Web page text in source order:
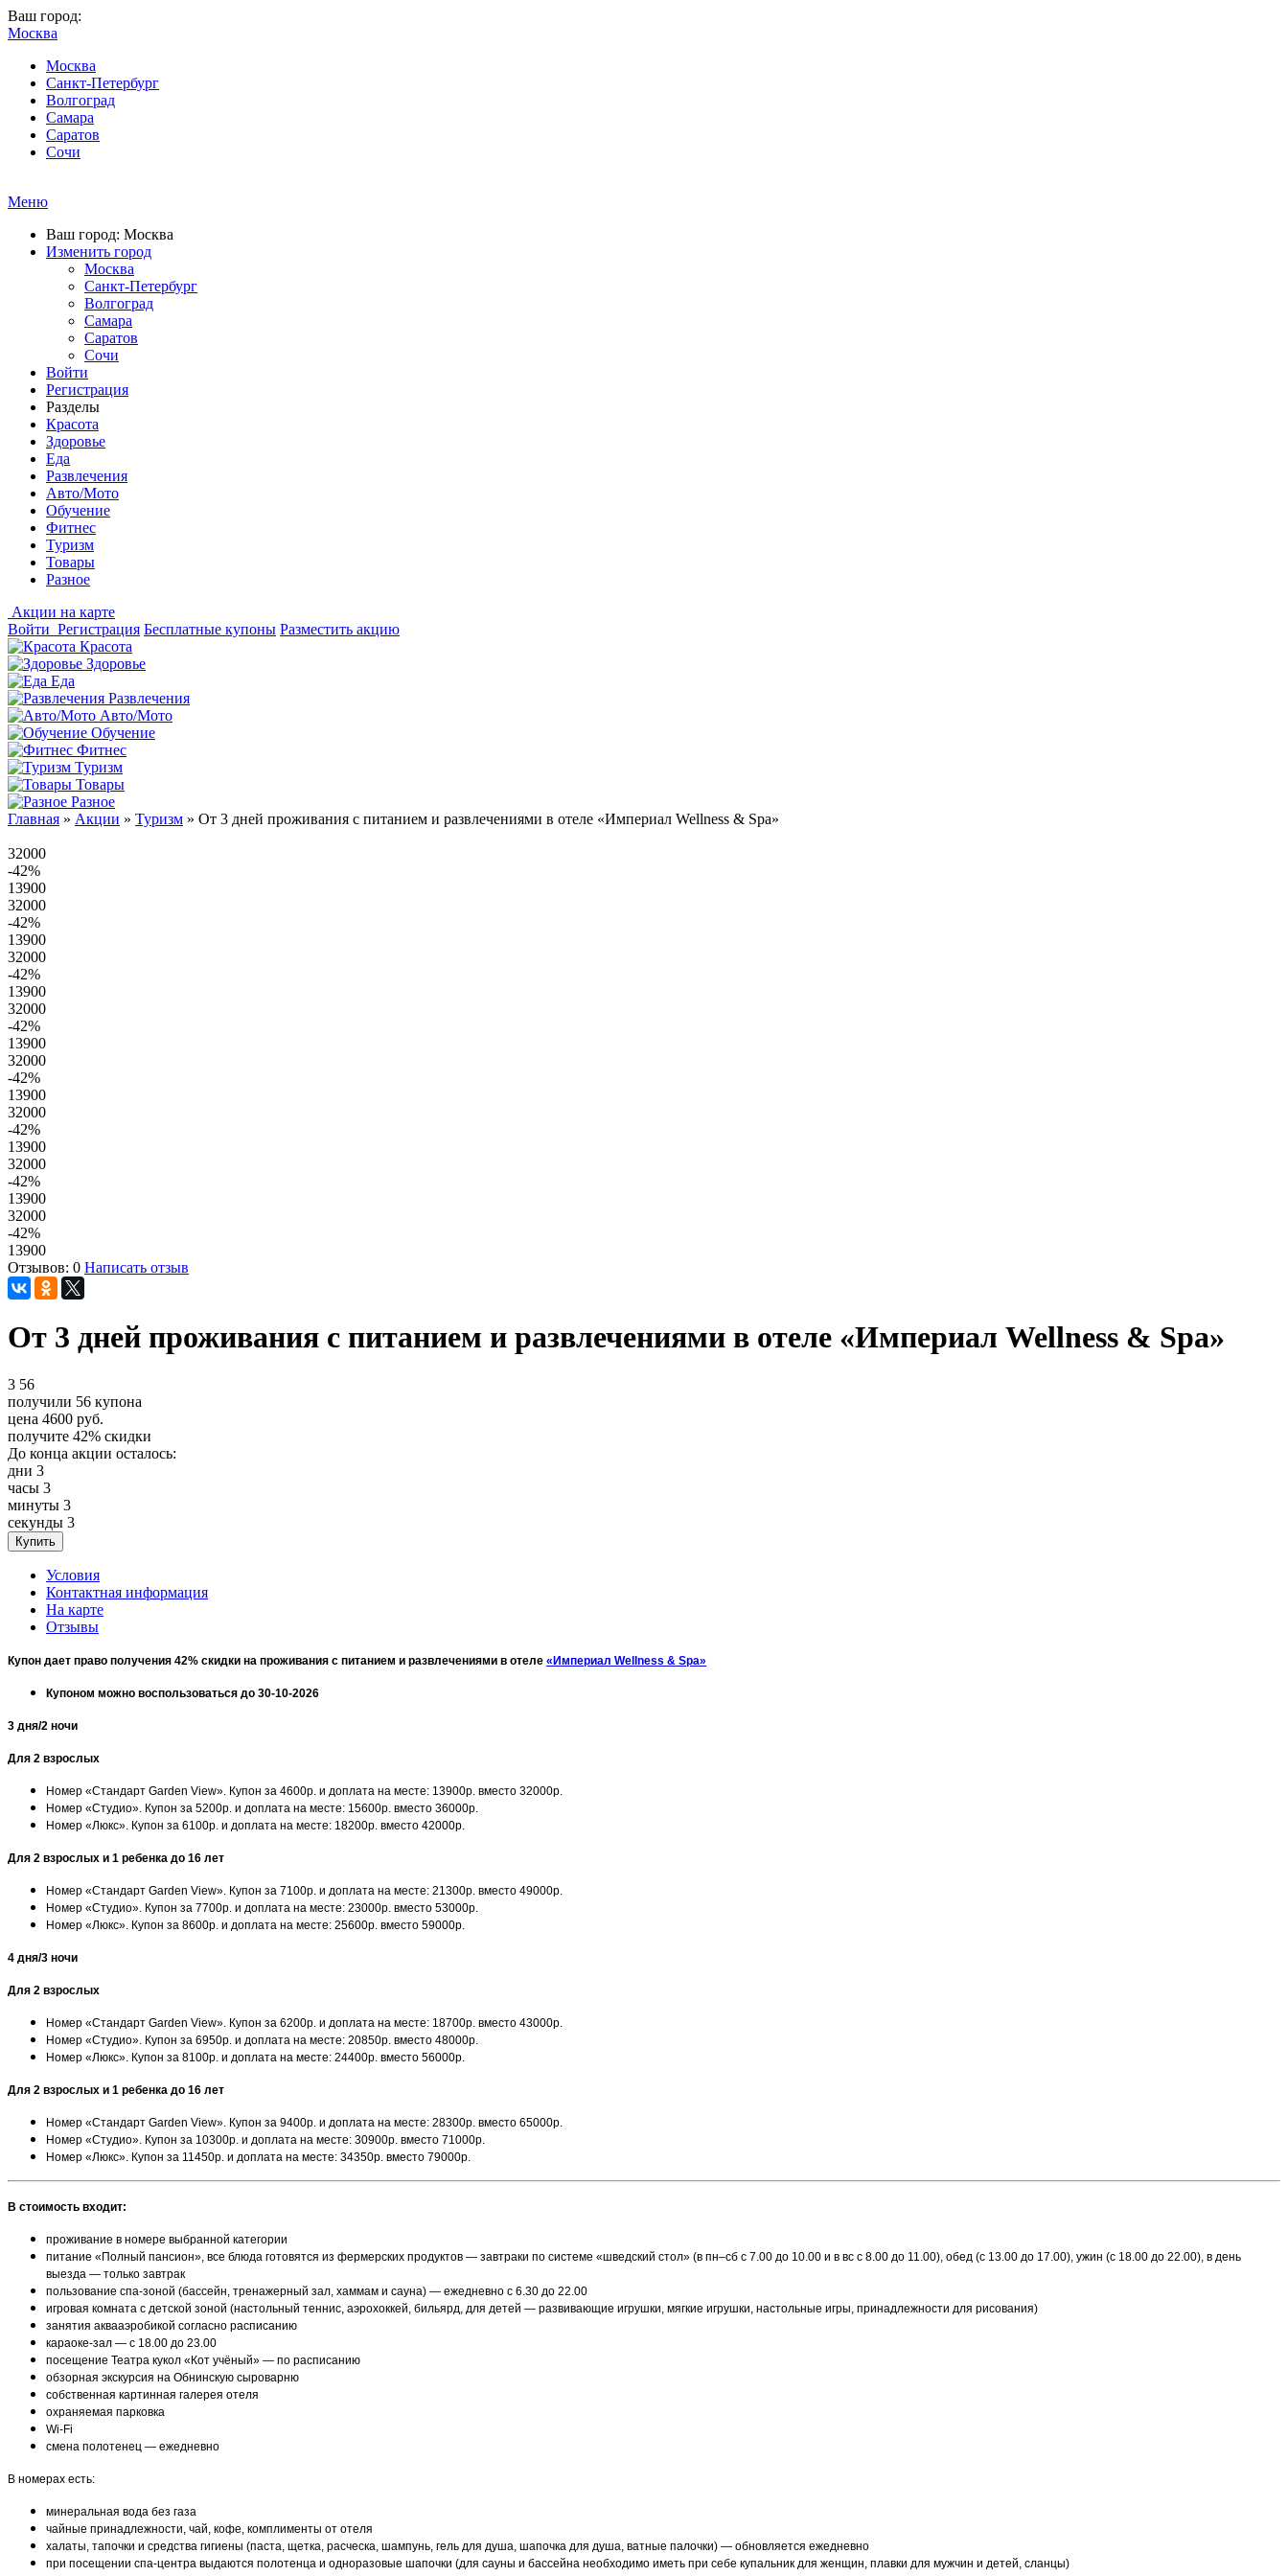
Ваш город:
Москва
Москва
Санкт-Петербург
Волгоград
Самара
Саратов
Сочи
Меню
Ваш город: Москва
Изменить город
Москва
Санкт-Петербург
Волгоград
Самара
Саратов
Сочи
Войти
Регистрация
Разделы
Красота
Здоровье
Еда
Развлечения
Авто/Мото
Обучение
Фитнес
Туризм
Товары
Разное
Акции на карте
Войти Регистрация Бесплатные купоны Разместить акцию
Красота
Здоровье
Еда
Развлечения
Авто/Мото
Обучение
Фитнес
Туризм
Товары
Разное
Главная » Акции » Туризм » От 3 дней проживания с питанием и развлечениями в отеле «Империал Wellness & Spa»
32000
-42%
13900
32000
-42%
13900
32000
-42%
13900
32000
-42%
13900
32000
-42%
13900
32000
-42%
13900
32000
-42%
13900
32000
-42%
13900
Отзывов: 0 Написать отзыв
От 3 дней проживания с питанием и развлечениями в отеле «Империал Wellness & Spa»
3 56
получили 56 купона
цена 4600 руб.
получите 42% скидки
До конца акции осталось:
дни 3
часы 3
минуты 3
секунды 3
Условия
Контактная информация
На карте
Отзывы
Купон дает право получения 42% скидки на проживания с питанием и развлечениями в отеле «Империал Wellness & Spa»
Купоном можно воспользоваться до 30-10-2026
3 дня/2 ночи
Для 2 взрослых
Номер «Стандарт Garden View». Купон за 4600р. и доплата на месте: 13900р. вместо 32000р.
Номер «Студио». Купон за 5200р. и доплата на месте: 15600р. вместо 36000р.
Номер «Люкс». Купон за 6100р. и доплата на месте: 18200р. вместо 42000р.
Для 2 взрослых и 1 ребенка до 16 лет
Номер «Стандарт Garden View». Купон за 7100р. и доплата на месте: 21300р. вместо 49000р.
Номер «Студио». Купон за 7700р. и доплата на месте: 23000р. вместо 53000р.
Номер «Люкс». Купон за 8600р. и доплата на месте: 25600р. вместо 59000р.
4 дня/3 ночи
Для 2 взрослых
Номер «Стандарт Garden View». Купон за 6200р. и доплата на месте: 18700р. вместо 43000р.
Номер «Студио». Купон за 6950р. и доплата на месте: 20850р. вместо 48000р.
Номер «Люкс». Купон за 8100р. и доплата на месте: 24400р. вместо 56000р.
Для 2 взрослых и 1 ребенка до 16 лет
Номер «Стандарт Garden View». Купон за 9400р. и доплата на месте: 28300р. вместо 65000р.
Номер «Студио». Купон за 10300р. и доплата на месте: 30900р. вместо 71000р.
Номер «Люкс». Купон за 11450р. и доплата на месте: 34350р. вместо 79000р.
В стоимость входит:
проживание в номере выбранной категории
питание «Полный пансион», все блюда готовятся из фермерских продуктов — завтраки по системе «шведский стол» (в пн–сб с 7.00 до 10.00 и в вс с 8.00 до 11.00), обед (с 13.00 до 17.00), ужин (с 18.00 до 22.00), в день
выезда — только завтрак
пользование спа-зоной (бассейн, тренажерный зал, хаммам и сауна) — ежедневно с 6.30 до 22.00
игровая комната с детской зоной (настольный теннис, аэрохоккей, бильярд, для детей — развивающие игрушки, мягкие игрушки, настольные игры, принадлежности для рисования)
занятия аквааэробикой согласно расписанию
караоке-зал — с 18.00 до 23.00
посещение Театра кукол «Кот учёный» — по расписанию
обзорная экскурсия на Обнинскую сыроварню
собственная картинная галерея отеля
охраняемая парковка
Wi-Fi
смена полотенец — ежедневно
В номерах есть:
минеральная вода без газа
чайные принадлежности, чай, кофе, комплименты от отеля
халаты, тапочки и средства гигиены (паста, щетка, расческа, шампунь, гель для душа, шапочка для душа, ватные палочки) — обновляется ежедневно
при посещении спа-центра выдаются полотенца и одноразовые шапочки (для сауны и бассейна необходимо иметь при себе купальник для женщин, плавки для мужчин и детей, сланцы)